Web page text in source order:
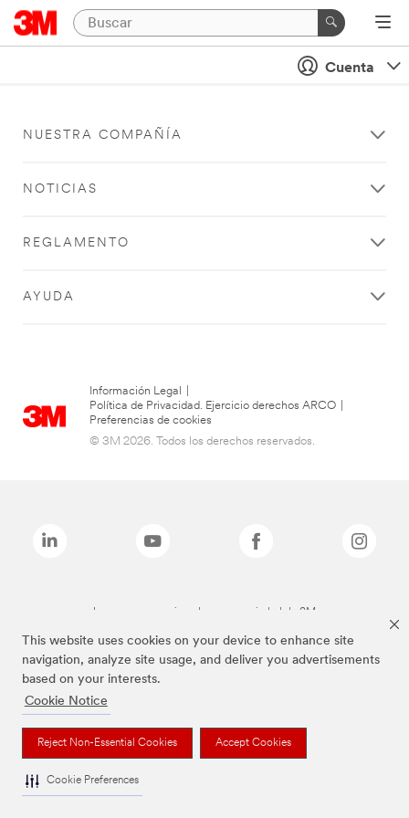
This website uses cookies on your device to enhance site
navigation, analyze site usage, and deliver you advertisements
based on your interests.
Cookie Notice
Reject Non-Essential Cookies Accept Cookies
Cookie Preferences
Cuenta
NUESTRA COMPAÑÍA
NOTICIAS
REGLAMENTO
AYUDA
Información Legal
Política de Privacidad. Ejercicio derechos ARCO
Preferencias de cookies
© 3M 2026. Todos los derechos reservados.
Las marcas mencionadas son propiedad de 3M